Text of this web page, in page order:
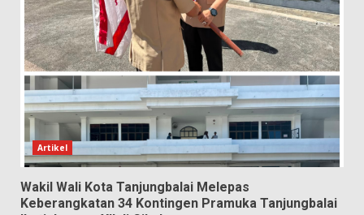
Artikel
Wakil Wali Kota Tanjungbalai Melepas
Keberangkatan 34 Kontingen Pramuka Tanjungbalai